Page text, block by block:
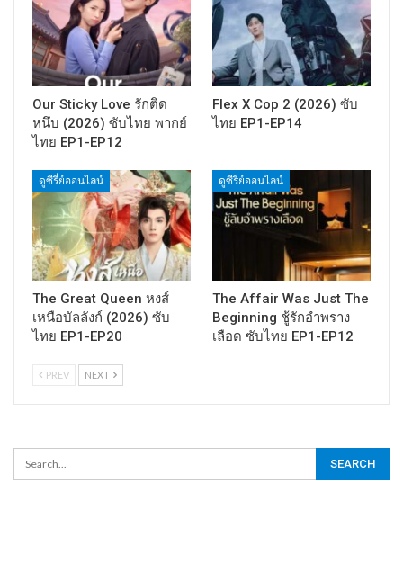
Our Sticky Love รักติด
หนึบ (2026) ซับไทย พากย์
ไทย EP1-EP12
Flex X Cop 2 (2026) ซับ
ไทย EP1-EP14
ดูซีรี่ย์ออนไลน์
The Great Queen หงส์
เหนือบัลลังก์ (2026) ซับ
ไทย EP1-EP20
ดูซีรี่ย์ออนไลน์
The Affair Was Just The
Beginning ชู้รักอำพราง
เลือด ซับไทย EP1-EP12
PREV NEXT